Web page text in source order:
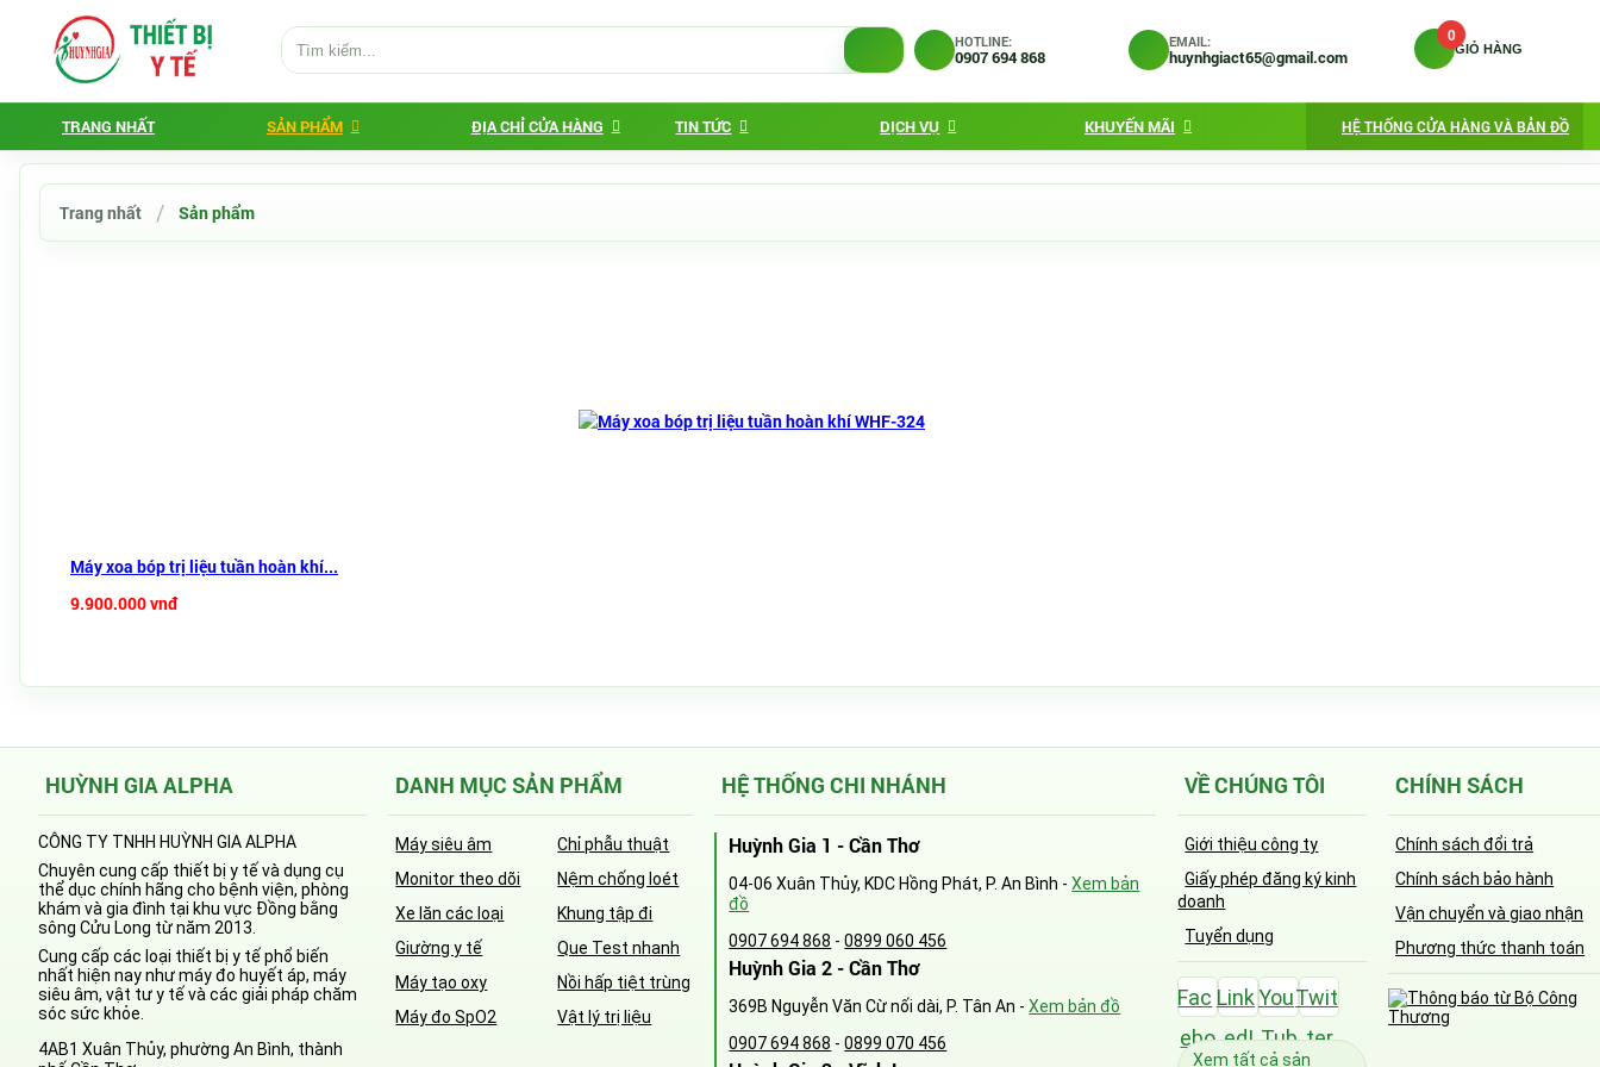
HOTLINE:
0907 694 868
EMAIL:
huynhgiact65@gmail.com
0
GIỎ HÀNG
TRANG NHẤT SẢN PHẨM ĐỊA CHỈ CỬA HÀNG TIN TỨC DỊCH VỤ KHUYẾN MÃI HỆ THỐNG CỬA HÀNG VÀ BẢN ĐỒ
Trang nhất Sản phẩm
Máy xoa bóp trị liệu tuần hoàn khí...
9.900.000 vnđ
HUỲNH GIA ALPHA
CÔNG TY TNHH HUỲNH GIA ALPHA
Chuyên cung cấp thiết bị y tế và dụng cụ
thể dục chính hãng cho bệnh viện, phòng
khám và gia đình tại khu vực Đồng bằng
sông Cửu Long từ năm 2013.
Cung cấp các loại thiết bị y tế phổ biến
nhất hiện nay như máy đo huyết áp, máy
siêu âm, vật tư y tế và các giải pháp chăm
sóc sức khỏe.
4AB1 Xuân Thủy, phường An Bình, thành
DANH MỤC SẢN PHẨM
Máy siêu âm
Monitor theo dõi
Xe lăn các loại
Giường y tế
Máy tạo oxy
Máy đo SpO2
Chỉ phẫu thuật
Nệm chống loét
Khung tập đi
Que Test nhanh
Nồi hấp tiệt trùng
Vật lý trị liệu
HỆ THỐNG CHI NHÁNH
Huỳnh Gia 1 - Cần Thơ
04-06 Xuân Thủy, KDC Hồng Phát, P. An Bình -Xem bản
đồ
0907 694 868 -0899 060 456
Huỳnh Gia 2 - Cần Thơ
369B Nguyễn Văn Cừ nối dài, P. Tân An -Xem bản đồ
0907 694 868 -0899 070 456
VỀ CHÚNG TÔI
Giới thiệu công ty
Giấy phép đăng ký kinh
doanh
Tuyển dụng
Fac
ebo
Link
edI
You
Tub
Twit
ter
Xem tất cả sản
CHÍNH SÁCH
Chính sách đổi trả
Chính sách bảo hành
Vận chuyển và giao nhận
Phương thức thanh toán